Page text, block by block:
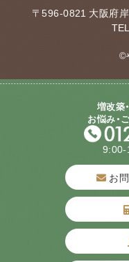
〒596-0821 大阪府
©
増改築
お悩み・
お